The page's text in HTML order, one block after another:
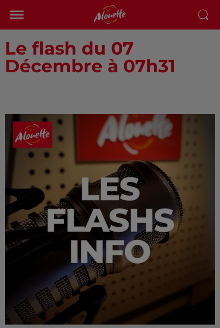
Le flash du 07
Décembre à 07h31